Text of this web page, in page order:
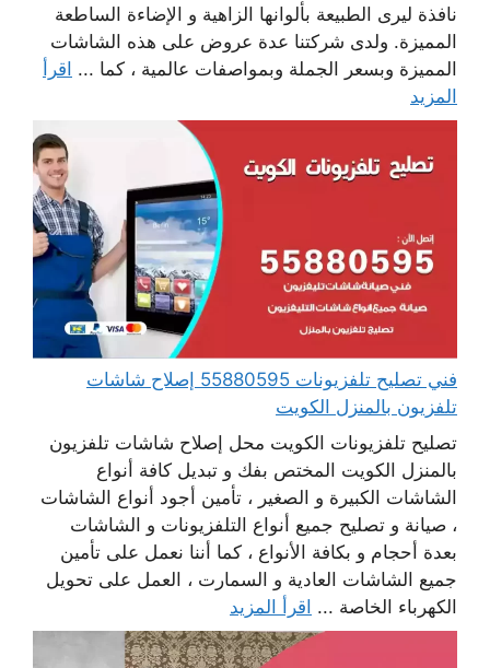
نافذة ليرى الطبيعة بألوانها الزاهية و الإضاءة الساطعة
المميزة. ولدى شركتنا عدة عروض على هذه الشاشات
المميزة وبسعر الجملة وبمواصفات عالمية ، كما ... اقرأ
المزيد
فني تصليح تلفزيونات 55880595 إصلاح شاشات
تلفزيون بالمنزل الكويت
تصليح تلفزيونات الكويت محل إصلاح شاشات تلفزيون
بالمنزل الكويت المختص بفك و تبديل كافة أنواع
الشاشات الكبيرة و الصغير ، تأمين أجود أنواع الشاشات
، صيانة و تصليح جميع أنواع التلفزيونات و الشاشات
بعدة أحجام و بكافة الأنواع ، كما أننا نعمل على تأمين
جميع الشاشات العادية و السمارت ، العمل على تحويل
الكهرباء الخاصة ... اقرأ المزيد